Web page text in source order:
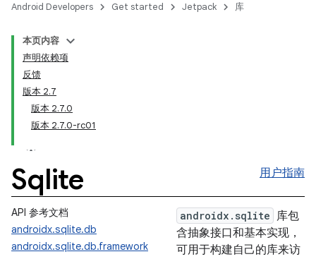
Android Developers Get started Jetpack 库
本页内容
声明依赖项
反馈
版本 2.7
版本 2.7.0
版本 2.7.0-rc01
Sqlite 用户指南
API 参考文档
androidx.sqlite.db
androidx.sqlite.db.framework
androidx.sqlite 库包
含抽象接口和基本实现，
可用于构建自己的库来访